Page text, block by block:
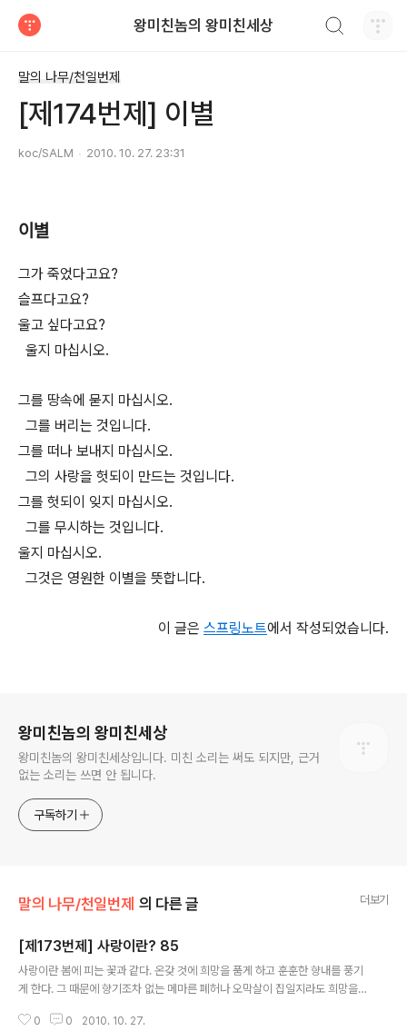
왕미친놈의 왕미친세상
말의 나무/천일번제
[제174번제] 이별
koc/SALM 2010. 10. 27. 23:31
이별
그가 죽었다고요?
슬프다고요?
울고 싶다고요?
울지 마십시오.
그를 땅속에 묻지 마십시오.
그를 버리는 것입니다.
그를 떠나 보내지 마십시오.
그의 사랑을 헛되이 만드는 것입니다.
그를 헛되이 잊지 마십시오.
그를 무시하는 것입니다.
울지 마십시오.
그것은 영원한 이별을 뜻합니다.
이 글은 스프링노트에서 작성되었습니다.
왕미친놈의 왕미친세상
왕미친놈의 왕미친세상입니다. 미친 소리는 써도 되지만, 근거
없는 소리는 쓰면 안 됩니다.
구독하기
말의 나무/천일번제 의 다른 글 더보기
[제173번제] 사랑이란? 85
사랑이란 봄에 피는 꽃과 같다. 온갖 것에 희망을 품게 하고 훈훈한 향내를 풍기
게 한다. 그 때문에 향기조차 없는 메마른 폐허나 오막살이 집일지라도 희망을
0 0 2010. 10. 27.